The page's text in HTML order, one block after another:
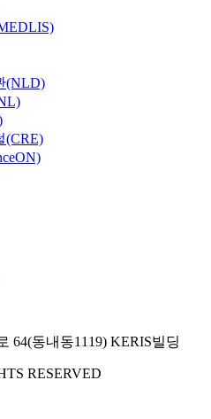
(NLD)
(CRE)
64(동내동1119) KERIS빌딩
RESERVED